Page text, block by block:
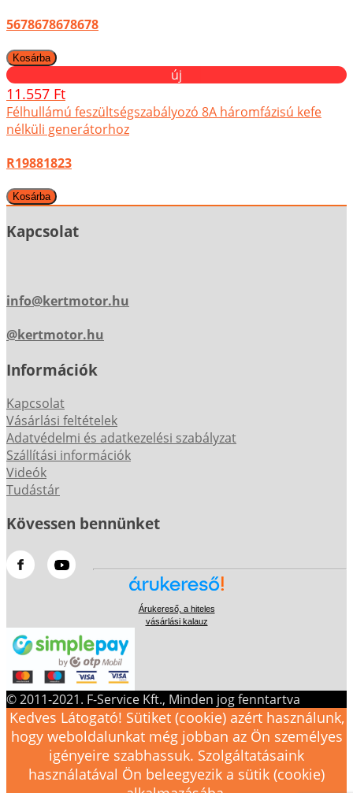
5678678678678
új
11.557 Ft
Félhullámú feszültségszabályozó 8A háromfázisú kefe
nélküli generátorhoz
R19881823
Kapcsolat
info@kertmotor.hu
@kertmotor.hu
Információk
Kapcsolat
Vásárlási feltételek
Adatvédelmi és adatkezelési szabályzat
Szállítási információk
Videók
Tudástár
Kövessen bennünket
Árukereső, a hiteles
vásárlási kalauz
© 2011-2021. F-Service Kft., Minden jog fenntartva
Kedves Látogató! Sütiket (cookie) azért használunk,
hogy weboldalunkat még jobban az Ön személyes
igényeire szabhassuk. Szolgáltatásaink
használatával Ön beleegyezik a sütik (cookie)